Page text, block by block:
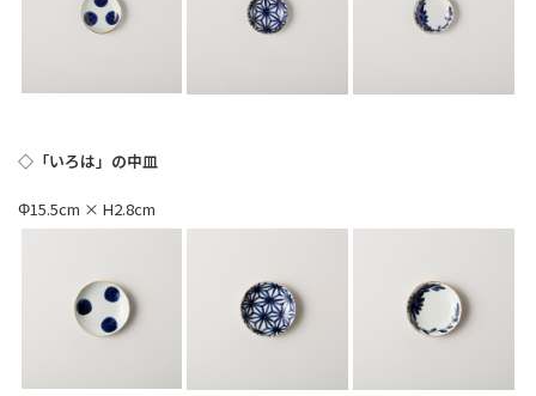
◇「いろは」の中皿
Φ15.5cm × H2.8cm